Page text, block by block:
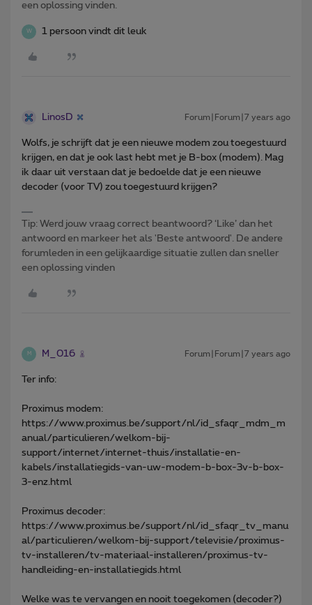
een oplossing vinden.
W 1 persoon vindt dit leuk
LinosD Forum|Forum|7 years ago
Wolfs, je schrijft dat je een nieuwe modem zou toegestuurd
krijgen, en dat je ook last hebt met je B-box (modem). Mag
ik daar uit verstaan dat je bedoelde dat je een nieuwe
decoder (voor TV) zou toegestuurd krijgen?
Tip: Werd jouw vraag correct beantwoord? ‘Like’ dan het
antwoord en markeer het als 'Beste antwoord'. De andere
forumleden in een gelijkaardige situatie zullen dan sneller
een oplossing vinden
M M_016 Forum|Forum|7 years ago
Ter info:
Proximus modem:
https://www.proximus.be/support/nl/id_sfaqr_mdm_m
anual/particulieren/welkom-bij-
support/internet/internet-thuis/installatie-en-
kabels/installatiegids-van-uw-modem-b-box-3v-b-box-
3-enz.html
Proximus decoder:
https://www.proximus.be/support/nl/id_sfaqr_tv_manu
al/particulieren/welkom-bij-support/televisie/proximus-
tv-installeren/tv-materiaal-installeren/proximus-tv-
handleiding-en-installatiegids.html
Welke was te vervangen en nooit toegekomen (decoder?)